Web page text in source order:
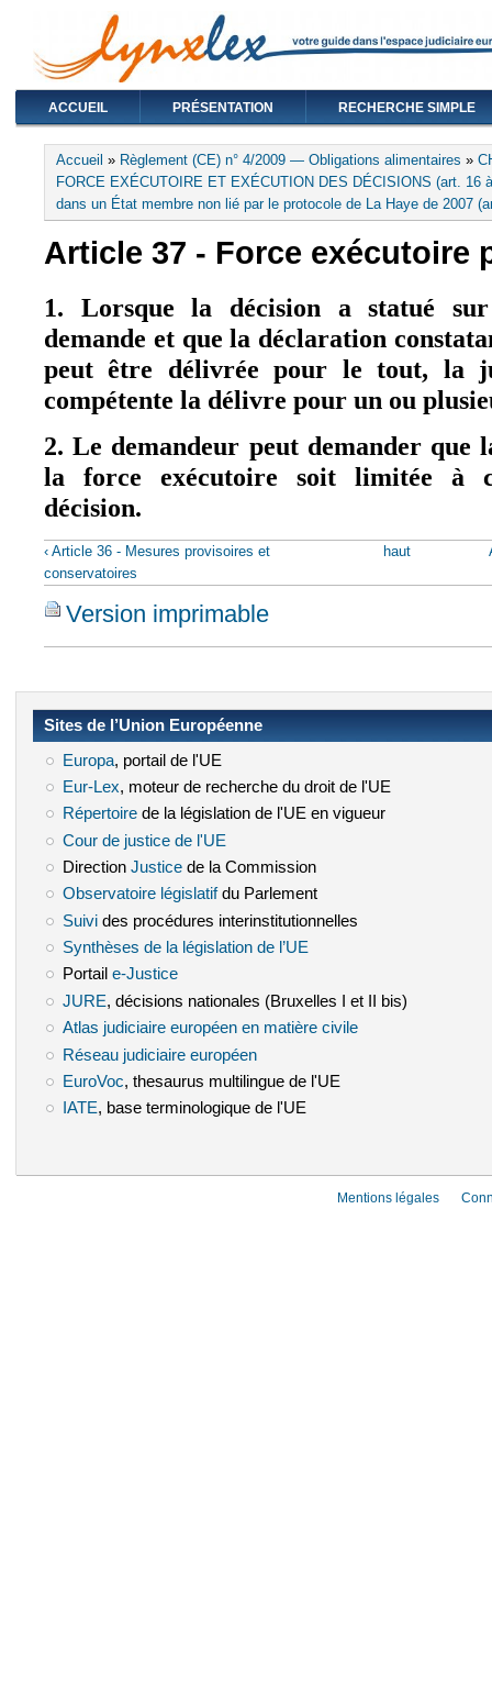
ACCUEIL PRÉSENTATION RECHERCHE SIMPLE
Vous êtes ici
Accueil » Règlement (CE) n° 4/2009 — Obligations alimentaires »
FORCE EXÉCUTOIRE ET EXÉCUTION DES DÉCISIONS (art. 16
dans un État membre non lié par le protocole de La Haye de 2007
Article 37 - Force exécutoire
1. Lorsque la décision a statué
demande et que la déclaration
peut être délivrée pour le tout, la
compétente la délivre pour un ou
2. Le demandeur peut demander que
la force exécutoire soit limitée à
décision.
‹ Article 36 - Mesures provisoires et
conservatoires
haut
Version imprimable
Sites de l’Union Européenne
Europa(le lien est externe)
, portail de l'UE
Eur-Lex (le lien est externe)
, moteur de recherche du droit de l'UE
Répertoire(le lien est externe)
de la législation de l'UE en vigueur
Cour de justice de l'UE
Direction Justice(le lien est externe)
de la Commission
Observatoire législatif(le lien est externe)
du Parlement
Suivi(le lien est externe)
des procédures interinstitutionnelles
Synthèses de la législation de l’UE
Portail e-Justice(le lien est externe)
JURE (le lien est externe)
, décisions nationales (Bruxelles I et II bis)
Atlas judiciaire européen en matière civile(le lien est externe)
Réseau judiciaire européen(le lien est externe)
EuroVoc (le lien est externe)
, thesaurus multilingue de l'UE
IATE(le lien est externe)
, base terminologique de l'UE
Mentions légales